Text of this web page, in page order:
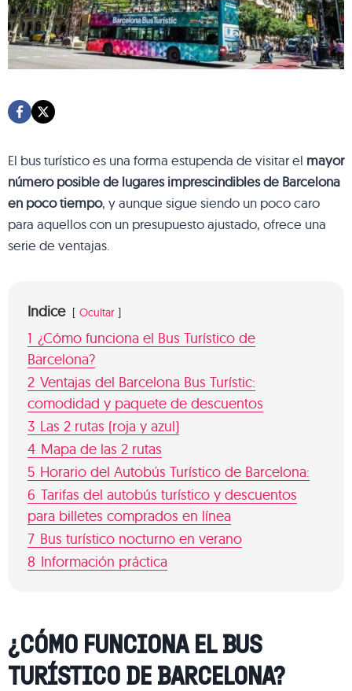
El bus turístico es una forma estupenda de visitar el mayor
número posible de lugares imprescindibles de Barcelona
en poco tiempo, y aunque sigue siendo un poco caro
para aquellos con un presupuesto ajustado, ofrece una
serie de ventajas.
Indice Ocultar
1 ¿Cómo funciona el Bus Turístico de
Barcelona?
2 Ventajas del Barcelona Bus Turístic:
comodidad y paquete de descuentos
3 Las 2 rutas (roja y azul)
4 Mapa de las 2 rutas
5 Horario del Autobús Turístico de Barcelona:
6 Tarifas del autobús turístico y descuentos
para billetes comprados en línea
7 Bus turístico nocturno en verano
8 Información práctica
¿CÓMO FUNCIONA EL BUS
TURÍSTICO DE BARCELONA?